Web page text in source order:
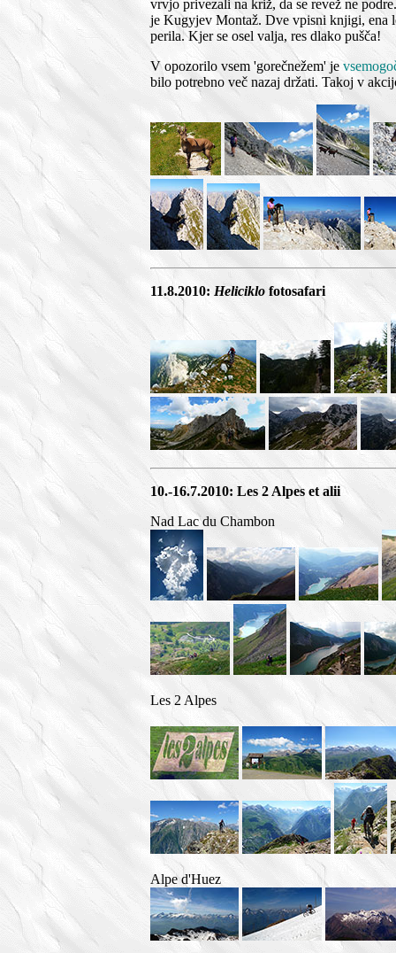
vrvjo privezali na križ, da se revež ne
je Kugyjev Montaž. Dve vpisni knjigi, ena
perila. Kjer se osel valja, res dlako pušča!
V opozorilo vsem 'gorečnežem' je
bilo potrebno več nazaj držati. Takoj v
11.8.2010: Heliciklo fotosafari
10.-16.7.2010: Les 2 Alpes et alii
Nad Lac du Chambon
Les 2 Alpes
Alpe d'Huez